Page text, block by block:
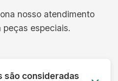
nosso atendimento
peças especiais.
são consideradas